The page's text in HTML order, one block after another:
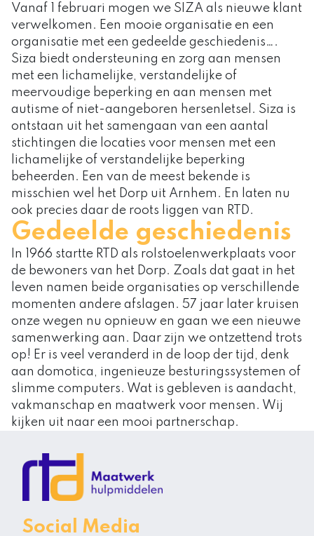
Vanaf 1 februari mogen we SIZA als nieuwe klant
verwelkomen. Een mooie organisatie en een
organisatie met een gedeelde geschiedenis….
Siza biedt ondersteuning en zorg aan mensen
met een lichamelijke, verstandelijke of
meervoudige beperking en aan mensen met
autisme of niet-aangeboren hersenletsel. Siza is
ontstaan uit het samengaan van een aantal
stichtingen die locaties voor mensen met een
lichamelijke of verstandelijke beperking
beheerden. Een van de meest bekende is
misschien wel het Dorp uit Arnhem. En laten nu
ook precies daar de roots liggen van RTD.
Gedeelde geschiedenis
In 1966 startte RTD als rolstoelenwerkplaats voor
de bewoners van het Dorp. Zoals dat gaat in het
leven namen beide organisaties op verschillende
momenten andere afslagen. 57 jaar later kruisen
onze wegen nu opnieuw en gaan we een nieuwe
samenwerking aan. Daar zijn we ontzettend trots
op! Er is veel veranderd in de loop der tijd, denk
aan domotica, ingenieuze besturingssystemen of
slimme computers. Wat is gebleven is aandacht,
vakmanschap en maatwerk voor mensen. Wij
kijken uit naar een mooi partnerschap.
Social Media